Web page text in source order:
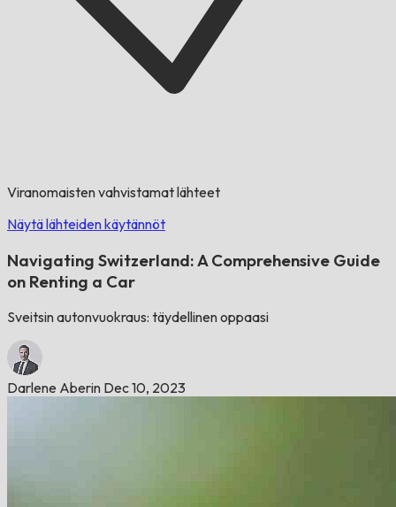
Viranomaisten vahvistamat lähteet
Näytä lähteiden käytännöt
Navigating Switzerland: A Comprehensive Guide
on Renting a Car
Sveitsin autonvuokraus: täydellinen oppaasi
Darlene Aberin Dec 10, 2023